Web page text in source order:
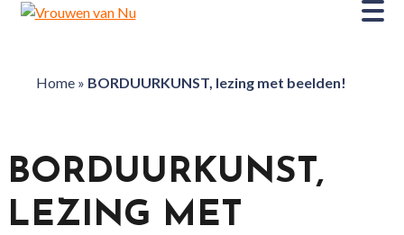
Home» BORDUURKUNST, lezing met beelden!
BORDUURKUNST,
LEZING MET